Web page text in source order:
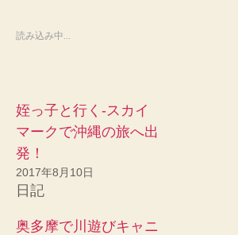
読み込み中...
姪っ子と行く-スカイ
マークで沖縄の旅へ出
発！
2017年8月10日
日記
奥多摩で川遊びキャニ